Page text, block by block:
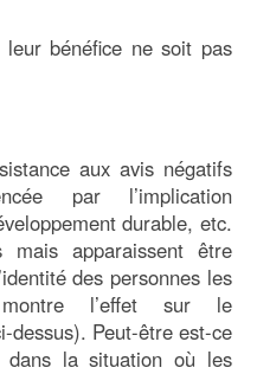
bénéfice ne soit pas
aux avis négatifs
par l’implication
durable, etc.
apparaissent être
des personnes les
l’effet sur le
dessus). Peut-être est-ce
dans la situation où les